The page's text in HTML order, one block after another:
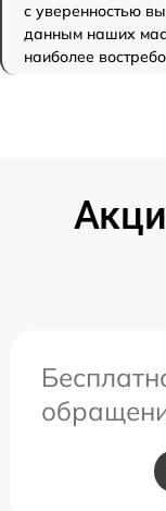
с уверенностью
данным наших
наиболее